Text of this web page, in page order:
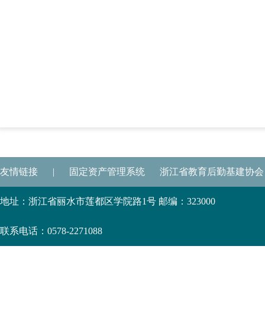
友情链接 | 固定资产管理系统 浙江省教育后勤基建协会
地址：浙江省丽水市莲都区学院路1号 邮编：323000
联系电话：0578-2271088